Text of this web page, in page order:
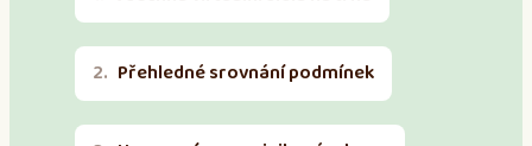
Přehledné srovnání podmínek